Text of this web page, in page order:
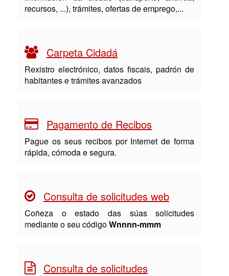
recursos, ...), trámites, ofertas de emprego,...
Carpeta Cidadá
Rexistro electrónico, datos fiscais, padrón de
habitantes e trámites avanzados
Pagamento de Recibos
Pague os seus recibos por Internet de forma
rápida, cómoda e segura.
Consulta de solicitudes web
Coñeza o estado das súas solicitudes
mediante o seu códigoWnnnn-mmm
Consulta de solicitudes